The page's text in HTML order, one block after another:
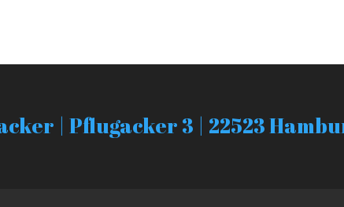
| Pflugacker 3 | 22523